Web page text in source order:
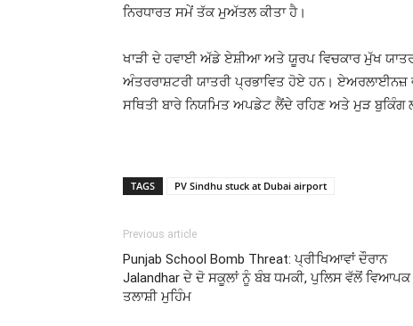
ਨਿਰਧਾਰਤ ਸਮੇਂ ਤੱਕ ਮੁਅੱਤਲ ਕੀਤਾ ਹੈ।
ਖਾੜੀ ਦੇ ਹਵਾਈ ਅੱਡੇ ਏਸ਼ੀਆ ਅਤੇ ਯੂਰਪ ਵਿਚਕਾਰ ਮੁੱਖ
ਅੰਤਰਰਾਸ਼ਟਰੀ ਯਾਤਰੀ ਪ੍ਰਭਾਵਿਤ ਹੋਏ ਹਨ।
ਸਥਿਤੀ ਬਾਰੇ ਨਿਯਮਿਤ ਅਪਡੇਟ ਲੈਂਦੇ ਰਹਿਣ ਅਤੇ ਮੁੜ
TAGS PV Sindhu stuck at Dubai airport
Previous article
Punjab School Bomb Threat: ਪ੍ਰੀਖਿਆਵਾਂ ਦੌਰਾਨ
Jalandhar ਦੇ ਦੋ ਸਕੂਲਾਂ ਨੂੰ ਬੰਬ ਧਮਕੀ, ਪੁਲਿਸ ਵੱਲੋਂ ਵਿਆਪਕ
ਤਲਾਸ਼ੀ ਮੁਹਿੰਮ